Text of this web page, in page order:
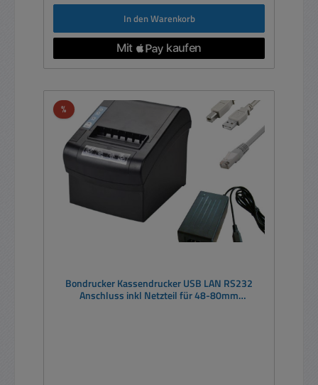
In den Warenkorb
%Rabatt
Bondrucker Kassendrucker USB LAN RS232
Anschluss inkl Netzteil für 48-80mm